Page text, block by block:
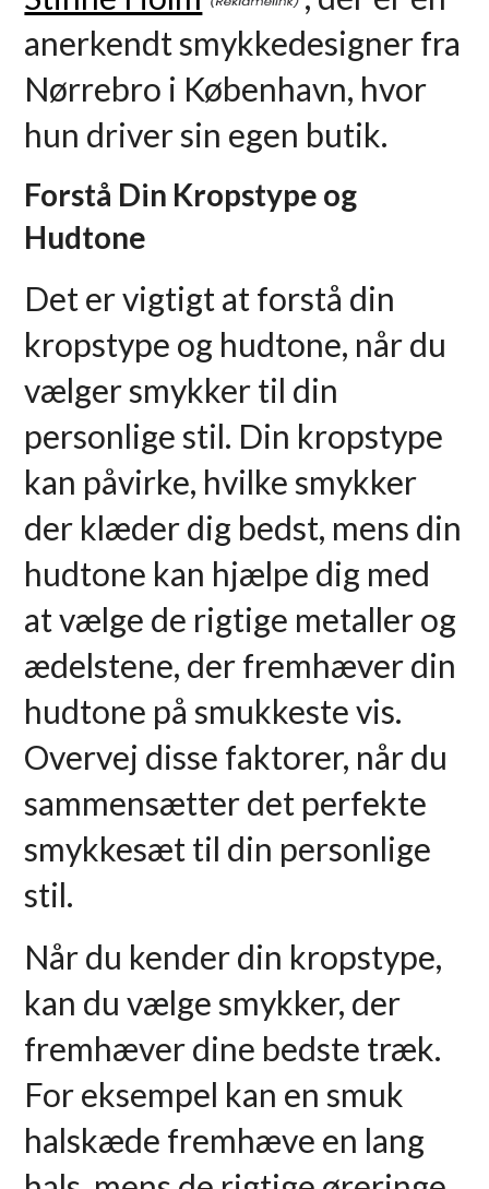
anerkendt smykkedesigner fra
Nørrebro i København, hvor
hun driver sin egen butik.
Forstå Din Kropstype og
Hudtone
Det er vigtigt at forstå din
kropstype og hudtone, når du
vælger smykker til din
personlige stil. Din kropstype
kan påvirke, hvilke smykker
der klæder dig bedst, mens din
hudtone kan hjælpe dig med
at vælge de rigtige metaller og
ædelstene, der fremhæver din
hudtone på smukkeste vis.
Overvej disse faktorer, når du
sammensætter det perfekte
smykkesæt til din personlige
stil.
Når du kender din kropstype,
kan du vælge smykker, der
fremhæver dine bedste træk.
For eksempel kan en smuk
halskæde fremhæve en lang